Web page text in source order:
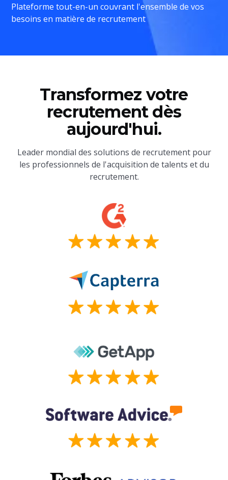
Plateforme tout-en-un couvrant l'ensemble de vos
besoins en matière de recrutement
Transformez votre
recrutement dès
aujourd'hui.
Leader mondial des solutions de recrutement pour
les professionnels de l'acquisition de talents et du
recrutement.